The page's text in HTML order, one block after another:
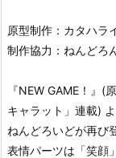
原型制作：カタハラ
制作協力：ねんどろ
『NEW GAME！』(
キャラット」連載)
ねんどろいどが再び
表情パーツは「笑顔